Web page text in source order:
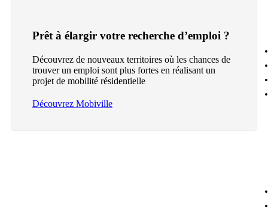
Prêt à élargir votre recherche d’emploi ?
Découvrez de nouveaux territoires où les chances de
trouver un emploi sont plus fortes en réalisant un
projet de mobilité résidentielle
Découvrez Mobiville